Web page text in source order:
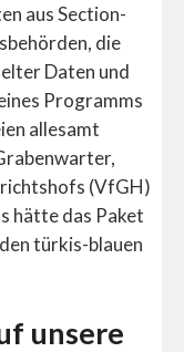
aus Section-
die
Daten und
Programms
allesamt
(VfGH)
hätte das Paket
türkis-blauen
unsere